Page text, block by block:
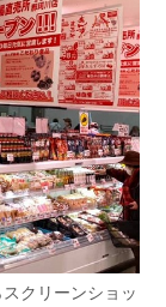
クリーンショッ